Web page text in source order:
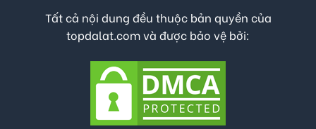
Tất cả nội dung đều thuộc bản quyền của
topdalat.com và được bảo vệ bởi: